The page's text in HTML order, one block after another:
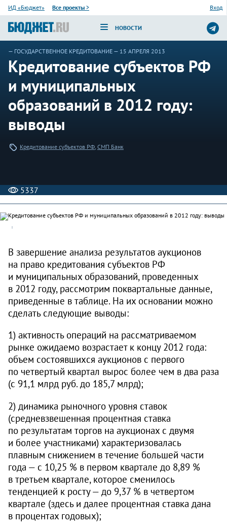
ИД «Бюджет» Все проекты > Вход
НОВОСТИ
— ГОСУДАРСТВЕННОЕ КРЕДИТОВАНИЕ — 15 АПРЕЛЯ 2013
Кредитование субъектов РФ
и муниципальных
образований в 2012 году:
выводы
Кредитование субъектов РФ, СМП Банк
5337
В завершение анализа результатов аукционов
на право кредитования субъектов РФ
и муниципальных образований, проведенных
в 2012 году, рассмотрим поквартальные данные,
приведенные в таблице. На их основании можно
сделать следующие выводы:
1) активность операций на рассматриваемом
рынке ожидаемо возрастает к концу 2012 года:
объем состоявшихся аукционов с первого
по четвертый квартал вырос более чем в два раза
(с 91,1 млрд руб. до 185,7 млрд);
2) динамика рыночного уровня ставок
(средневзвешенная процентная ставка
по результатам торгов на аукционах с двумя
и более участниками) характеризовалась
плавным снижением в течение большей части
года — с 10,25 % в первом квартале до 8,89 %
в третьем квартале, которое сменилось
тенденцией к росту — до 9,37 % в четвертом
квартале (здесь и далее процентная ставка дана
в процентах годовых);